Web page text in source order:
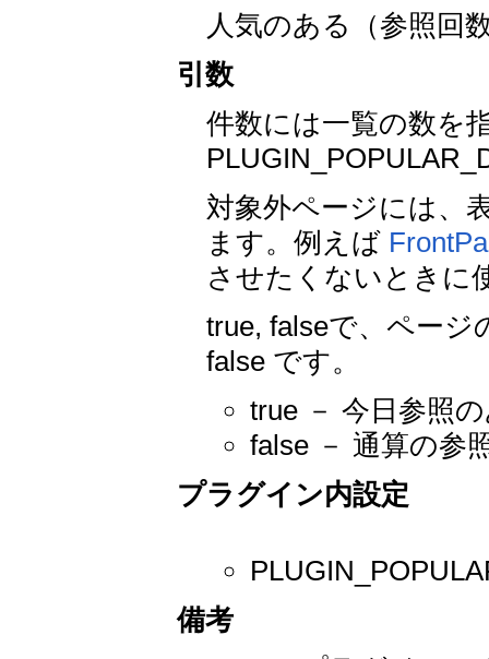
人気のある（参照回
引数
件数には一覧の数を
対象外ページには、
ます。例えば
させたくないときに
true, falseで、ペー
false です。
true － 今日参照
false － 通算の参
プラグイン内設定
備考